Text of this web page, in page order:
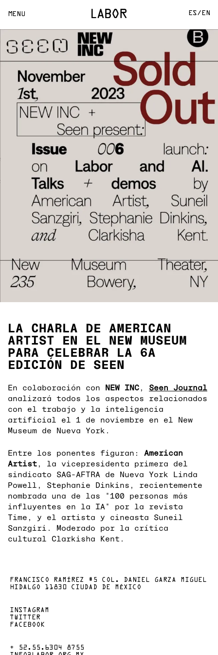
MENU ES/ EN
LA CHARLA DE AMERICAN
ARTIST EN EL NEW MUSEUM
PARA CELEBRAR LA 6A
EDICIÓN DE SEEN
En colaboración con NEW INC
Seen Journal
analizará todos los aspectos relacionados
con el trabajo y la inteligencia
artificial el 1 de noviembre en el New
Museum de Nueva York.
Entre los ponentes figuran: American
Artist , la vicepresidenta primera del
sindicato SAG-AFTRA de Nueva York Linda
Powell, Stephanie Dinkins, recientemente
nombrada una de las "100 personas más
influyentes en la IA" por la revista
Time, y el artista y cineasta Suneil
Sanzgiri. Moderado por la crítica
cultural Clarkisha Kent.
FRANCISCO RAMÍREZ #5 COL. DANIEL GARZA MIGUEL
HIDALGO 11830 CIUDAD DE MÉXICO
INSTAGRAM
TWITTER
FACEBOOK
+ 52.55.6304 8755